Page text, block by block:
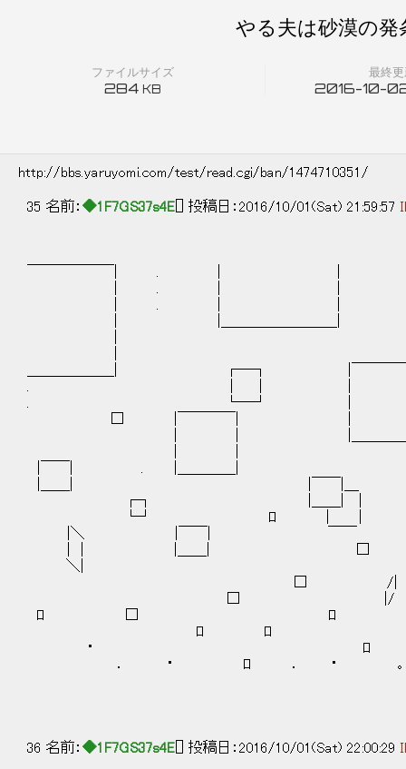
ファイルサイズ
284 KB
最終
2016-10-
やる夫は砂漠の発
http://bbs.yaruyomi.com/test/read.cgi/ban/1474710351/
35 名前： ◆1F7GS37s4E [] 投稿日：2016/10/01(Sat) 21:59:57
＿＿＿＿＿＿| ┌─┐ |￣￣￣￣
. └─┘ |
┌┐ |＿＿| |
└┘ ﾛ | |
|＼ |￣￣| ￣
＼| .
□ /|
□ |/ □
ﾛ □ ﾛ ロ
ﾛ ﾛ
・ ﾛ
． ・ ﾛ ． ･ ｡
36 名前： ◆1F7GS37s4E [] 投稿日：2016/10/01(Sat) 22:00:29